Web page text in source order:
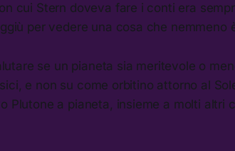
cui Stern doveva fare i conti era
per vedere una cosa che nemmeno
se un pianeta sia meritevole o
e non su come orbitino attorno al
Plutone a pianeta, insieme a molti altri